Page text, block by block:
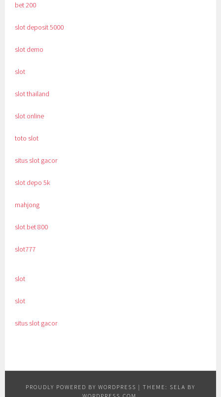
bet 200
slot deposit 5000
slot demo
slot
slot thailand
slot online
toto slot
situs slot gacor
slot depo 5k
mahjong
slot bet 800
slot777
slot
slot
situs slot gacor
PROUDLY POWERED BY WORDPRESS | THEME: SELA BY